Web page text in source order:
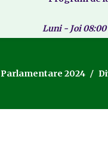
Luni - Joi 08:00
Parlamentare 2024